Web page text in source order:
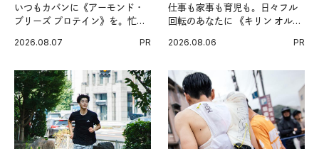
いつもカバンに《アーモンド・
ブリーズ プロテイン》を。忙し
グ習慣。
2026.08.07 PR
仕事も家事も育児も。日々フル
回転のあなたに 《キリン オルニ
2026.08.06 PR